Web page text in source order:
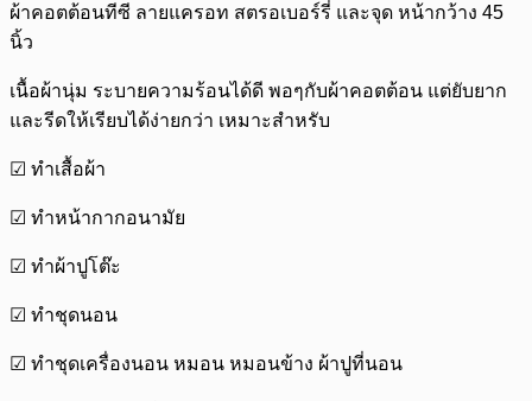
ผ้าคอตต้อนทีซี ลายแครอท สตรอเบอร์รี่ และจุด หน้ากว้าง 45
นิ้ว
เนื้อผ้านุ่ม ระบายความร้อนได้ดี พอๆกับผ้าคอตต้อน แต่ยับยาก
และรีดให้เรียบได้ง่ายกว่า เหมาะสำหรับ
☑ ทำเสื้อผ้า
☑ ทำหน้ากากอนามัย
☑ ทำผ้าปูโต๊ะ
☑ ทำชุดนอน
☑ ทำชุดเครื่องนอน หมอน หมอนข้าง ผ้าปูที่นอน